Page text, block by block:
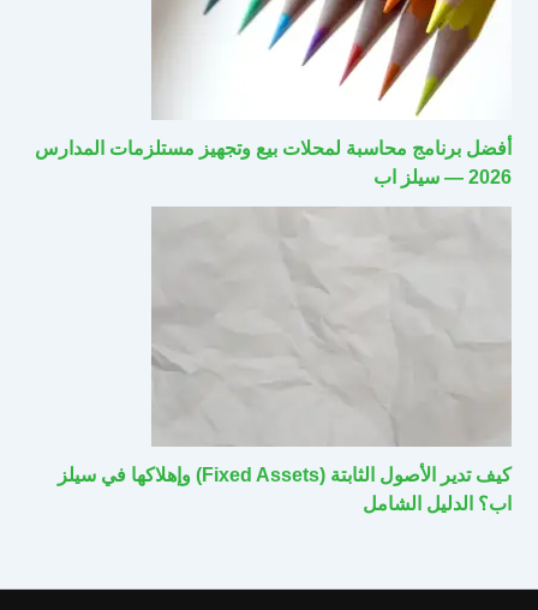
أفضل برنامج محاسبة لمحلات بيع وتجهيز مستلزمات المدارس
2026 — سيلز اب
كيف تدير الأصول الثابتة (Fixed Assets) وإهلاكها في سيلز
اب؟ الدليل الشامل